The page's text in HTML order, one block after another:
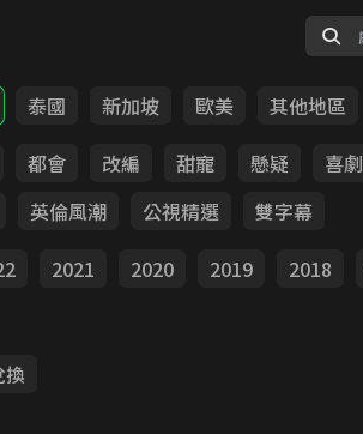
泰國 新加坡 歐美
其他地區
都會 改編 甜寵 懸疑 喜劇
英倫風潮 公視精選
雙字幕
2021 2020 2019 2018
換